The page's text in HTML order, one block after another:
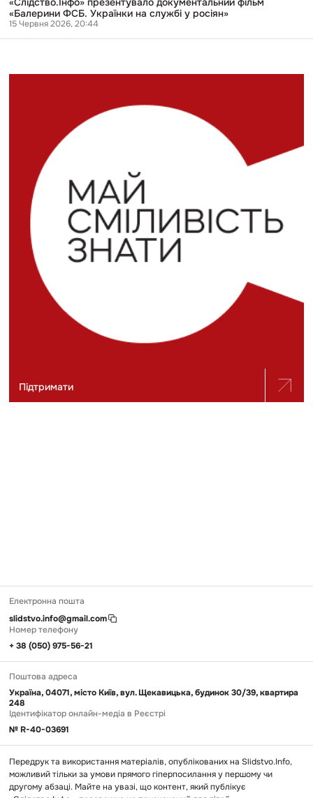
гроші
вбити
військового
фільм
«Балерини
ФСБ.
Українки
«Балерини ФСБ. Українки на службі у росіян»
15 Червня 2026, 20:44
Підтримати
Передрук та використання матеріалів, опублікованих на Slidstvo.Info,
можливий тільки за умови прямого гіперпосилання у першому чи
другому абзаці. Майте на увазі, що контент, який публікує
Електронна пошта
slidstvo.info@gmail.com
Номер телефону
+ 38 (050) 975-56-21
Поштова адреса
Україна, 04071, місто Київ, вул. Щекавицька, будинок 30/39, квартира
248
Ідентифікатор онлайн-медіа в Реєстрі
№ R-40-03691